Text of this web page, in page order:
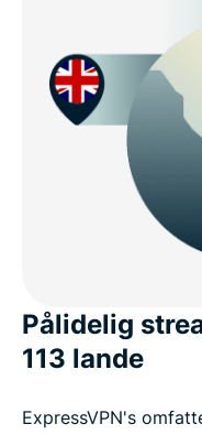
Pålidelig
113 lande
ExpressVPN's